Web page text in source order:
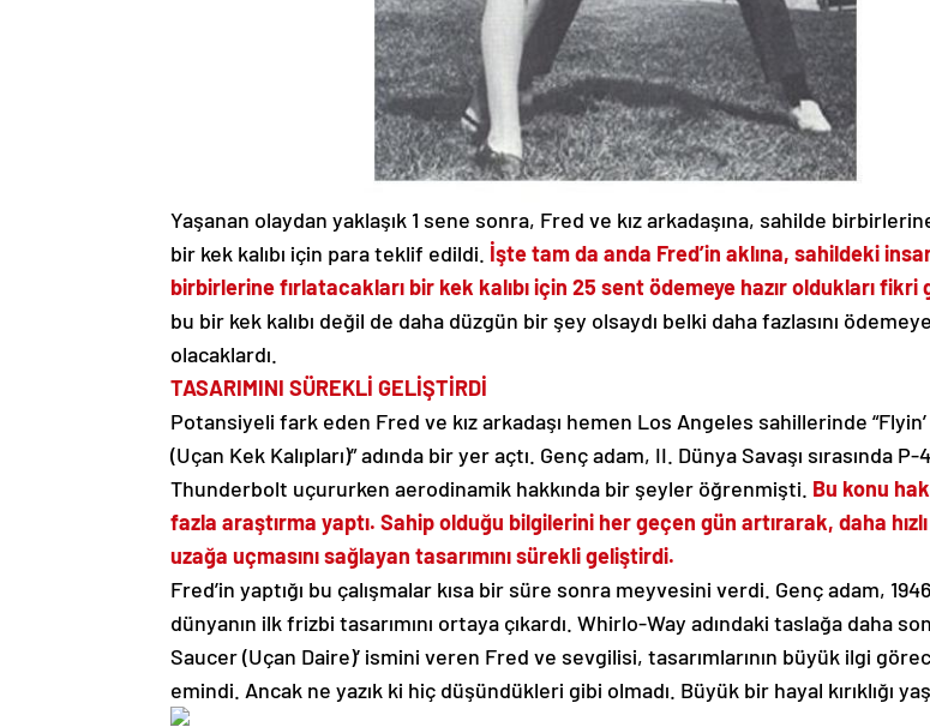
Yaşanan olaydan yaklaşık 1 sene sonra, Fred ve kız arkadaşına, sahilde
bir kek kalıbı için para teklif edildi. İşte tam da anda Fred’in aklına, sahildeki
birbirlerine fırlatacakları bir kek kalıbı için 25 sent ödemeye hazır oldukları fikri
bu bir kek kalıbı değil de daha düzgün bir şey olsaydı belki daha fazlasını
olacaklardı.
TASARIMINI SÜREKLİ GELİŞTİRDİ
Potansiyeli fark eden Fred ve kız arkadaşı hemen Los Angeles sahillerinde “Flyin’
(Uçan Kek Kalıpları)” adında bir yer açtı. Genç adam, II. Dünya Savaşı sırasında P-
Thunderbolt uçururken aerodinamik hakkında bir şeyler öğrenmişti. Bu konu
fazla araştırma yaptı. Sahip olduğu bilgilerini her geçen gün artırarak, daha
uzağa uçmasını sağlayan tasarımını sürekli geliştirdi.
Fred’in yaptığı bu çalışmalar kısa bir süre sonra meyvesini verdi. Genç adam, 1946
dünyanın ilk frizbi tasarımını ortaya çıkardı. Whirlo-Way adındaki taslağa daha
Saucer (Uçan Daire)’ ismini veren Fred ve sevgilisi, tasarımlarının büyük ilgi
emindi. Ancak ne yazık ki hiç düşündükleri gibi olmadı. Büyük bir hayal kırıklığı